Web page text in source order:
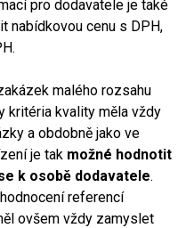
pro dodavatele je také
nabídkovou cenu s DPH,
malého rozsahu
kritéria kvality měla vždy
a obdobně jako ve
je tak možné hodnotit
k osobě dodavatele.
referencí
ovšem vždy zamyslet